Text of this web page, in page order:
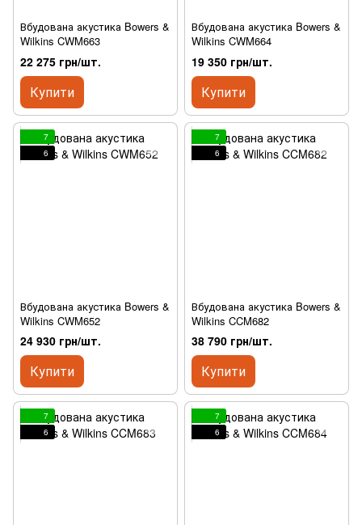
Вбудована акустика Bowers &
Wilkins CWM663
22 275 грн/шт.
Купити
Вбудована акустика Bowers &
Wilkins CWM664
19 350 грн/шт.
Купити
7
6
Вбудована акустика Bowers &
Wilkins CWM652
24 930 грн/шт.
Купити
7
6
Вбудована акустика Bowers &
Wilkins CCM682
38 790 грн/шт.
Купити
7
6
7
6